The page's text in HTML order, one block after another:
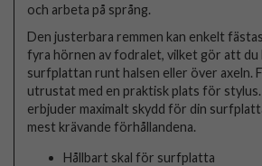
och arbeta på språng.
Den justerbara remmen kan enkelt
fyra hörnen av fodralet, vilket gör att du
surfplattan runt halsen eller över axeln.
utrustat med en praktisk plats för stylus.
erbjuder maximalt skydd för din
mest krävande förhållandena.
Hållbart skal för surfplatta